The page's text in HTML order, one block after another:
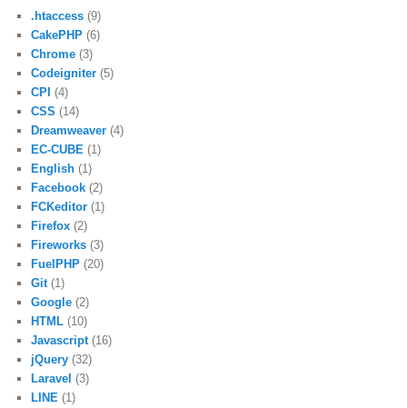
.htaccess (9)
CakePHP (6)
Chrome (3)
Codeigniter (5)
CPI (4)
CSS (14)
Dreamweaver (4)
EC-CUBE (1)
English (1)
Facebook (2)
FCKeditor (1)
Firefox (2)
Fireworks (3)
FuelPHP (20)
Git (1)
Google (2)
HTML (10)
Javascript (16)
jQuery (32)
Laravel (3)
LINE (1)